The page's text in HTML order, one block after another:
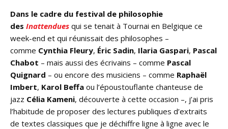
Dans le cadre du festival de philosophie
des Inattendues qui se tenait à Tournai en Belgique ce
week-end et qui réunissait des philosophes –
comme Cynthia Fleury, Éric Sadin, Ilaria Gaspari, Pascal
Chabot – mais aussi des écrivains – comme Pascal
Quignard – ou encore des musiciens – comme Raphaël
Imbert, Karol Beffa ou l’époustouflante chanteuse de
jazz Célia Kameni, découverte à cette occasion –, j’ai pris
l’habitude de proposer des lectures publiques d’extraits
de textes classiques que je déchiffre ligne à ligne avec le